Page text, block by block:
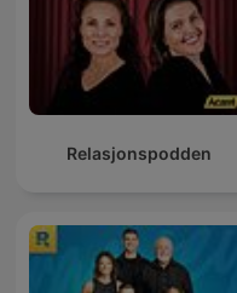
Relasjonspodden